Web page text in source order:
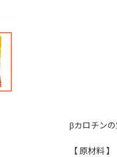
βカロチン
【 原材料 】